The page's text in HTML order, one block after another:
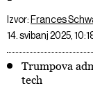
Izvor: Frances
14. svibanj 2025,
Trumpova
tech